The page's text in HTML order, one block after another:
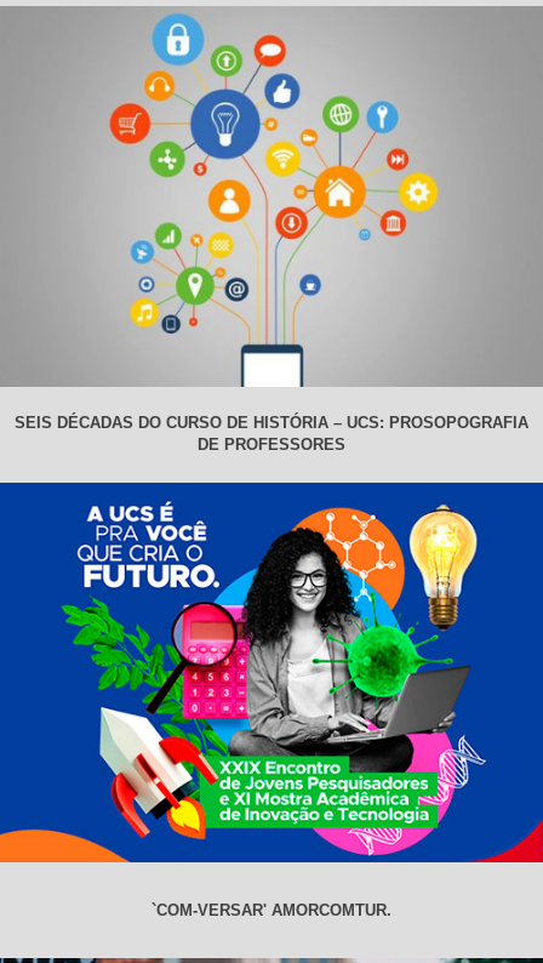
SEIS DÉCADAS DO CURSO DE HISTÓRIA – UCS: PROSOPOGRAFIA
DE PROFESSORES
`COM-VERSAR' AMORCOMTUR.